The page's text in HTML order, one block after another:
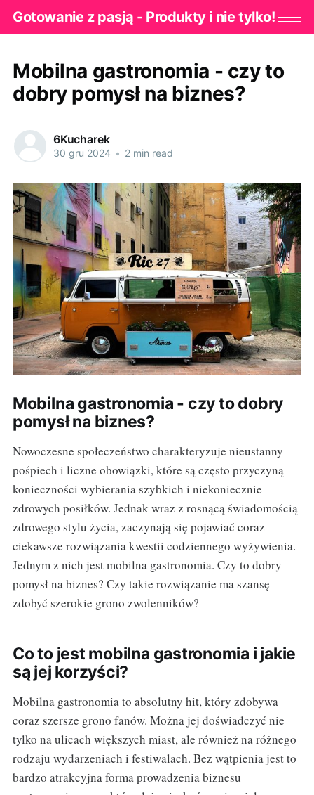
Gotowanie z pasją - Produkty i nie tylko!
Mobilna gastronomia - czy to
dobry pomysł na biznes?
6Kucharek
30 gru 2024 • 2 min read
Mobilna gastronomia - czy to dobry
pomysł na biznes?
Nowoczesne społeczeństwo charakteryzuje nieustanny
pośpiech i liczne obowiązki, które są często przyczyną
konieczności wybierania szybkich i niekoniecznie
zdrowych posiłków. Jednak wraz z rosnącą świadomością
zdrowego stylu życia, zaczynają się pojawiać coraz
ciekawsze rozwiązania kwestii codziennego wyżywienia.
Jednym z nich jest mobilna gastronomia. Czy to dobry
pomysł na biznes? Czy takie rozwiązanie ma szansę
zdobyć szerokie grono zwolenników?
Co to jest mobilna gastronomia i jakie
są jej korzyści?
Mobilna gastronomia to absolutny hit, który zdobywa
coraz szersze grono fanów. Można jej doświadczyć nie
tylko na ulicach większych miast, ale również na różnego
rodzaju wydarzeniach i festiwalach. Bez wątpienia jest to
bardzo atrakcyjna forma prowadzenia biznesu